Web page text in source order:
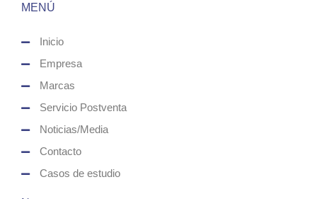
MENÚ
Inicio
Empresa
Marcas
Servicio Postventa
Noticias/Media
Contacto
Casos de estudio